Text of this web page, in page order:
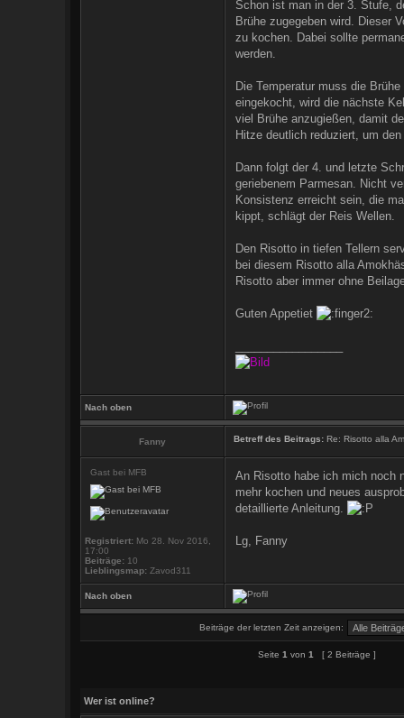
Schon ist man in der 3. Stufe,
Brühe zugegeben wird. Dieser
zu kochen. Dabei sollte
werden.
Die Temperatur muss die
eingekocht, wird die nächste
viel Brühe anzugießen, damit
Hitze deutlich reduziert, um
Dann folgt der 4. und letzte
geriebenem Parmesan. Nicht
Konsistenz erreicht sein, die
kippt, schlägt der Reis Wellen.
Den Risotto in tiefen Tellern
bei diesem Risotto alla
Risotto aber immer ohne
Guten Appetiet
Nach oben
Fanny Betreff des Beitrags: Re: Risotto alla
Gast bei MFB
Registriert: Mo 28. Nov 2016,
17:00
Beiträge: 10
Lieblingsmap: Zavod311
An Risotto habe ich mich noch
mehr kochen und neues
detaillierte Anleitung.
Lg, Fanny
Nach oben
Beiträge der letzten Zeit anzeigen:
Seite 1 von 1 [ 2 Beiträge ]
Wer ist online?